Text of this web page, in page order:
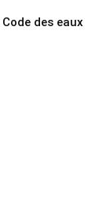
des eaux